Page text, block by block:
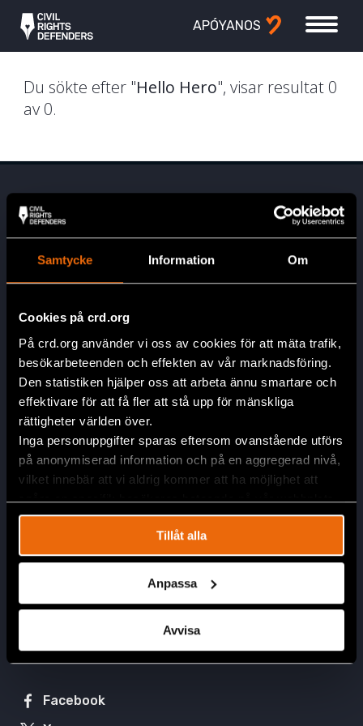
Samtycke Information Om
Cookies på crd.org
På crd.org använder vi oss av cookies för att mäta trafik,
besökarbeteenden och effekten av vår marknadsföring.
Den statistiken hjälper oss att arbeta ännu smartare och
effektivare för att få fler att stå upp för mänskliga
rättigheter världen över.
Inga personuppgifter sparas eftersom ovanstående utförs
på anonymiserad information och på en aggregerad nivå,
vilket innebär att vi aldrig kommer att ha möjlighet att
spåra en specifik besökares beteende på vår webbplats.
Tillåt alla
Anpassa
Avvisa
APÓYANOS
Du sökte efter "Hello Hero", visar resultat 0
av 0.
Wework Oficinas Amobladas & Coworking Usaquén
Cra. 7 # 116-50
Usaquén, 110221 Bogotá
info@crd.org
Acción
Prensa
Apóyanos
Únete a nuestro equipo
Conectar
Pasantías
Facebook